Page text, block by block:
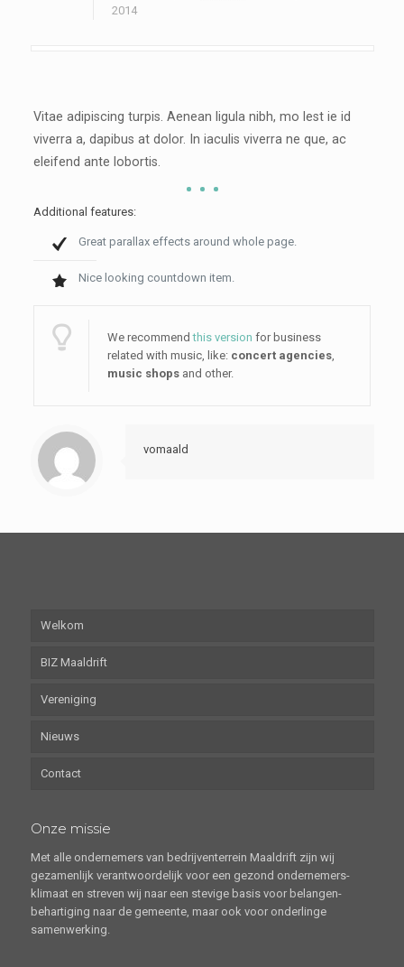
2014
Vitae adipiscing turpis. Aenean ligula nibh, mo lest ie id
viverra a, dapibus at dolor. In iaculis viverra ne que, ac
eleifend ante lobortis.
Additional features:
Great parallax effects around whole page.
Nice looking countdown item.
We recommendthis version for business
related with music, like: concert agencies,
music shops and other.
vomaald
Welkom
BIZ Maaldrift
Vereniging
Nieuws
Contact
Onze missie
Met alle ondernemers van bedrijventerrein Maaldrift zijn wij
gezamenlijk verantwoordelijk voor een gezond ondernemers-
klimaat en streven wij naar een stevige basis voor belangen-
behartiging naar de gemeente, maar ook voor onderlinge
samenwerking.